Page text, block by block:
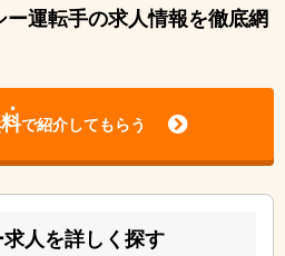
運転⼿の求⼈情報を徹底網
で紹介してもらう
人を詳しく探す